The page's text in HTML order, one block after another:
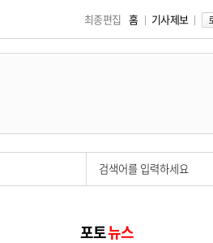
홈 기사제보
최종편집